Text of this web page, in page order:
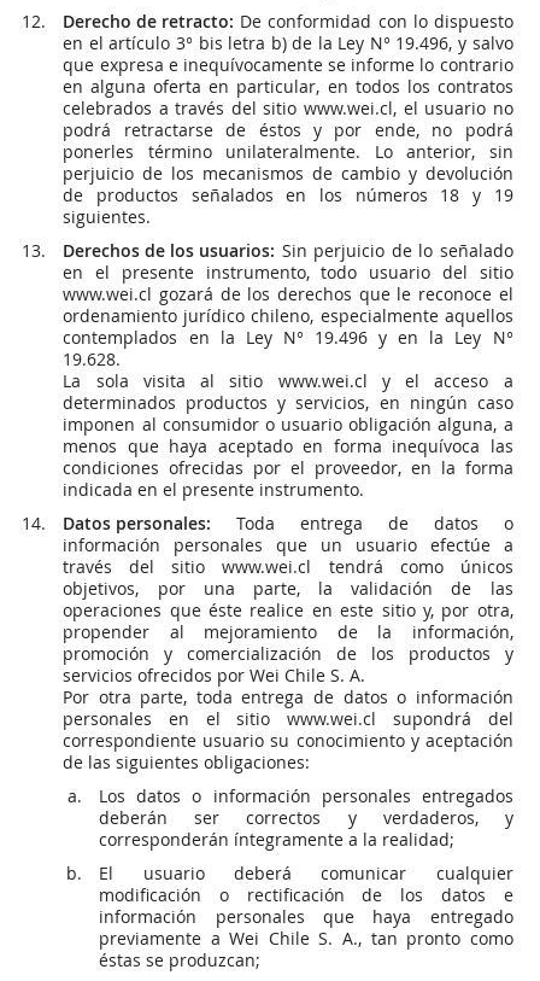
Derecho de retracto: De conformidad con lo dispuesto
en el artículo 3° bis letra b) de la Ley N° 19.496, y salvo
que expresa e inequívocamente se informe lo contrario
en alguna oferta en particular, en todos los contratos
celebrados a través del sitio www.wei.cl, el usuario no
podrá retractarse de éstos y por ende, no podrá
ponerles término unilateralmente. Lo anterior, sin
perjuicio de los mecanismos de cambio y devolución
de productos señalados en los números 18 y 19
siguientes.
Derechos de los usuarios: Sin perjuicio de lo señalado
en el presente instrumento, todo usuario del sitio
www.wei.cl gozará de los derechos que le reconoce el
ordenamiento jurídico chileno, especialmente aquellos
contemplados en la Ley N° 19.496 y en la Ley N°
19.628.
La sola visita al sitio www.wei.cl y el acceso a
determinados productos y servicios, en ningún caso
imponen al consumidor o usuario obligación alguna, a
menos que haya aceptado en forma inequívoca las
condiciones ofrecidas por el proveedor, en la forma
indicada en el presente instrumento.
Datos personales: Toda entrega de datos o
información personales que un usuario efectúe a
través del sitio www.wei.cl tendrá como únicos
objetivos, por una parte, la validación de las
operaciones que éste realice en este sitio y, por otra,
propender al mejoramiento de la información,
promoción y comercialización de los productos y
servicios ofrecidos por Wei Chile S. A.
Por otra parte, toda entrega de datos o información
personales en el sitio www.wei.cl supondrá del
correspondiente usuario su conocimiento y aceptación
de las siguientes obligaciones:
Los datos o información personales entregados
deberán ser correctos y verdaderos, y
corresponderán íntegramente a la realidad;
El usuario deberá comunicar cualquier
modificación o rectificación de los datos e
información personales que haya entregado
previamente a Wei Chile S. A., tan pronto como
éstas se produzcan;